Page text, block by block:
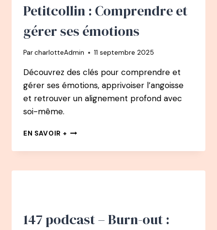
VÉRITABLE
NATURE
POUR
LE
Petitcollin : Comprendre et
gérer ses émotions
ParcharlotteAdmin 11 septembre 2025
Découvrez des clés pour comprendre et
gérer ses émotions, apprivoiser l’angoisse
et retrouver un alignement profond avec
soi-même.
EN SAVOIR + 155
–
PETITCOLLIN
SES
147 podcast – Burn-out :